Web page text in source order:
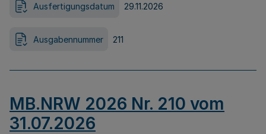
Ausfertigungsdatum 29.11.2026
Ausgabennummer 211
MB.NRW 2026 Nr. 210 vom
31.07.2026